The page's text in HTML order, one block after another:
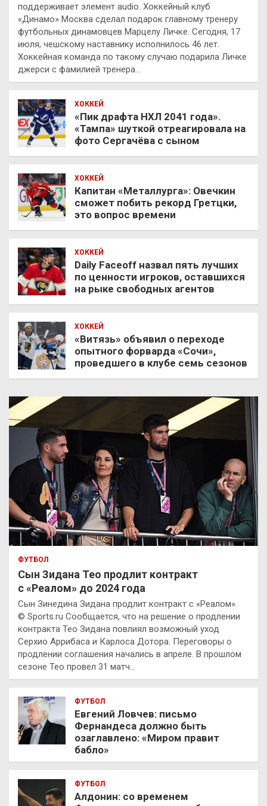
поддерживает элемент audio. Хоккейный клуб
«Динамо» Москва сделал подарок главному тренеру
футбольных динамовцев Марцелу Личке. Сегодня, 17
июля, чешскому наставнику исполнилось 46 лет.
Хоккейная команда по такому случаю подарила Личке
джерси с фамилией тренера…
ХОККЕЙ
«Пик драфта НХЛ 2041 года».
«Тампа» шуткой отреагировала на
фото Сергачёва с сыном
ХОККЕЙ
Капитан «Металлурга»: Овечкин
сможет побить рекорд Гретцки,
это вопрос времени
ХОККЕЙ
Daily Faceoff назвал пять лучших
по ценности игроков, оставшихся
на рыке свободных агентов
ХОККЕЙ
«Витязь» объявил о переходе
опытного форварда «Сочи»,
проведшего в клубе семь сезонов
ФУТБОЛ
Сын Зидана Тео продлит контракт
с «Реалом» до 2024 года
Сын Зинедина Зидана продлит контракт с «Реалом».
© Sports.ru Сообщается, что на решение о продлении
контракта Тео Зидана повлиял возможный уход
Серхио Аррибаса и Карлоса Дотора. Переговоры о
продлении соглашения начались в апреле. В прошлом
сезоне Тео провел 31 матч…
ФУТБОЛ
Евгений Ловчев: письмо
Фернандеса должно быть
озаглавлено: «Миром правит
бабло»
ФУТБОЛ
Алдонин: со временем